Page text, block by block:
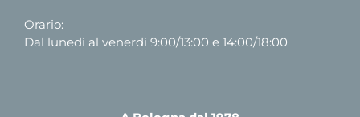
Orario:
Dal lunedì al venerdì 9:00/13:00 e 14:00/18:00